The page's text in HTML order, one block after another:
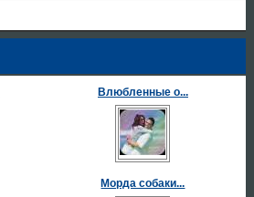
Влюбленные о...
Морда собаки...